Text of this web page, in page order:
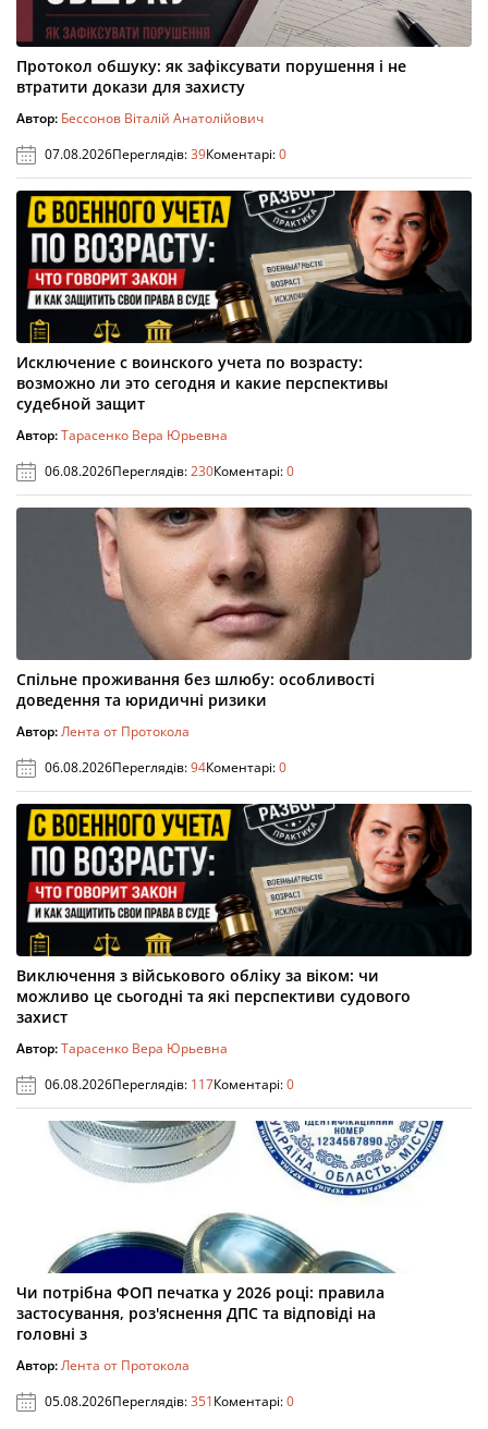
Протокол обшуку: як зафіксувати порушення і не
втратити докази для захисту
Автор: Бессонов Віталій Анатолійович
07.08.2026Переглядів:39Коментарі:0
Исключение с воинского учета по возрасту:
возможно ли это сегодня и какие перспективы
судебной защит
Автор:Тарасенко Вера Юрьевна
06.08.2026Переглядів:230Коментарі:0
Спільне проживання без шлюбу: особливості
доведення та юридичні ризики
Автор:Лента от Протокола
06.08.2026Переглядів:94Коментарі:0
Виключення з військового обліку за віком: чи
можливо це сьогодні та які перспективи судового
захист
Автор:Тарасенко Вера Юрьевна
06.08.2026Переглядів: 117Коментарі:0
Чи потрібна ФОП печатка у 2026 році: правила
застосування, роз'яснення ДПС та відповіді на
головні з
Автор:Лента от Протокола
05.08.2026Переглядів:351Коментарі:0